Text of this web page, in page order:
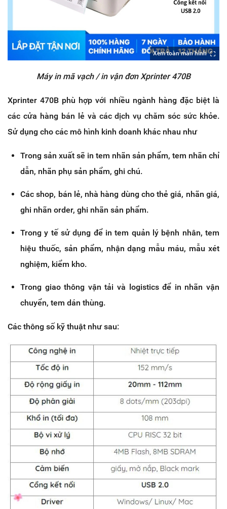
Xem toàn màn hình
Máy in mã vạch / in vận đơn Xprinter 470B
Xprinter 470B phù hợp với nhiều ngành hàng đặc biệt là
các cửa hàng bán lẻ và các dịch vụ chăm sóc sức khỏe.
Sử dụng cho các mô hình kinh doanh khác nhau như
Trong sản xuất sẽ in tem nhãn sản phẩm, tem nhãn chỉ
dẫn, nhãn phụ sản phẩm, ghi chú.
Các shop, bán lẻ, nhà hàng dùng cho thẻ giá, nhãn giá,
ghi nhãn order, ghi nhãn sản phẩm.
Trong y tế sử dụng để in tem quản lý bệnh nhân, tem
hiệu thuốc, sản phẩm, nhận dạng mẫu máu, mẫu xét
nghiệm, kiểm kho.
Trong giao thông vận tải và logistics để in nhãn vận
chuyển, tem dán thùng.
Các thông số kỹ thuật như sau: